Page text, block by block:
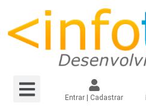
conteúdo
Menu
Entrar | Cadastrar